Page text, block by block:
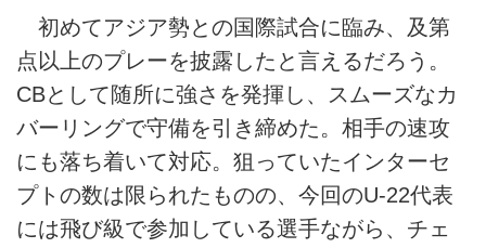
初めてアジア勢との国際試合に臨み、及第
点以上のプレーを披露したと言えるだろう。
CBとして随所に強さを発揮し、スムーズなカ
バーリングで守備を引き締めた。相手の速攻
にも落ち着いて対応。狙っていたインターセ
プトの数は限られたものの、今回のU-22代表
には飛び級で参加している選手ながら、チェ